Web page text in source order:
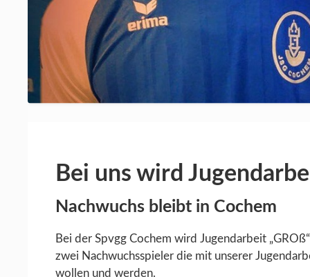
Bei uns wird
Nachwuchs bleibt in Cochem
Bei der Spvgg Cochem wird Jugendarbeit
zwei Nachwuchsspieler die mit unserer
wollen und werden.